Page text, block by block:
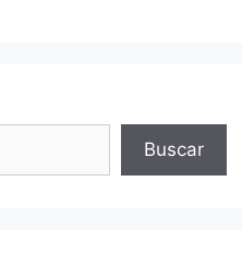
Buscar